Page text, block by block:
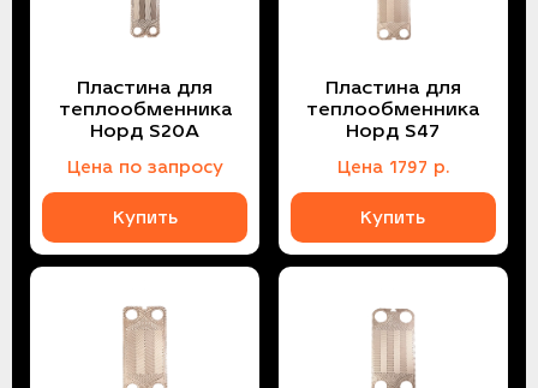
Пластина для
теплообменника
Норд S20A
Цена по запросу
Купить
Пластина для
теплообменника
Норд S47
Цена 1797 р.
Купить